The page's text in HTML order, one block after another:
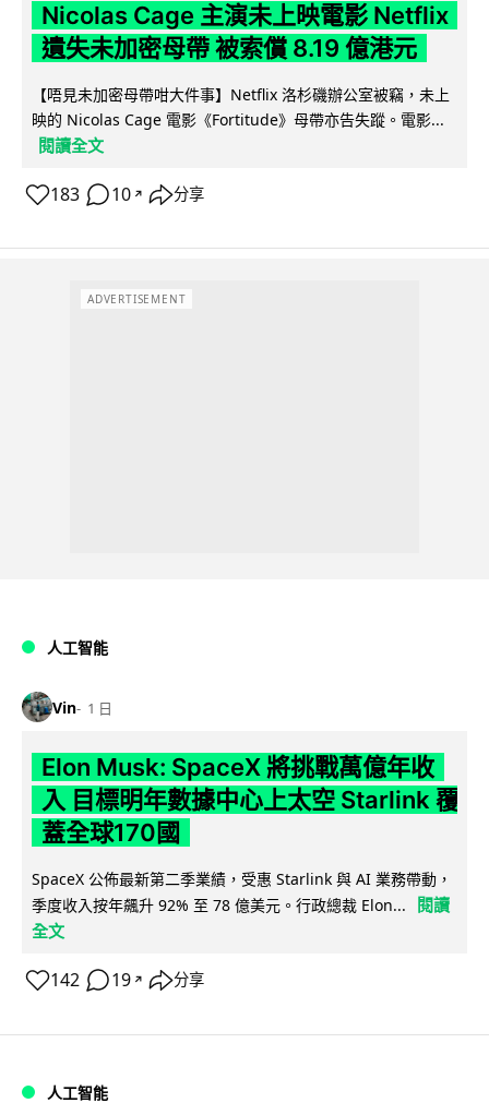
Nicolas Cage 主演未上映電影 Netflix
遺失未加密母帶 被索償 8.19 億港元
【唔見未加密母帶咁大件事】Netflix 洛杉磯辦公室被竊，未上
映的 Nicolas Cage 電影《Fortitude》母帶亦告失蹤。電影...
閱讀全文
183 10 ↗ 分享
ADVERTISEMENT
人工智能
Vin 1 日
Elon Musk: SpaceX 將挑戰萬億年收
入 目標明年數據中心上太空 Starlink 覆
蓋全球170國
SpaceX 公佈最新第二季業績，受惠 Starlink 與 AI 業務帶動，
季度收入按年飆升 92% 至 78 億美元。行政總裁 Elon...
閱讀
全文
142 19 ↗ 分享
人工智能